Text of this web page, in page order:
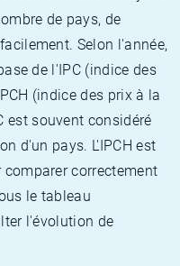
de pays, de
Selon l'année,
de l'IPC (indice des
(indice des prix à la
est souvent considéré
d'un pays. L'IPCH est
correctement
le tableau
l'évolution de